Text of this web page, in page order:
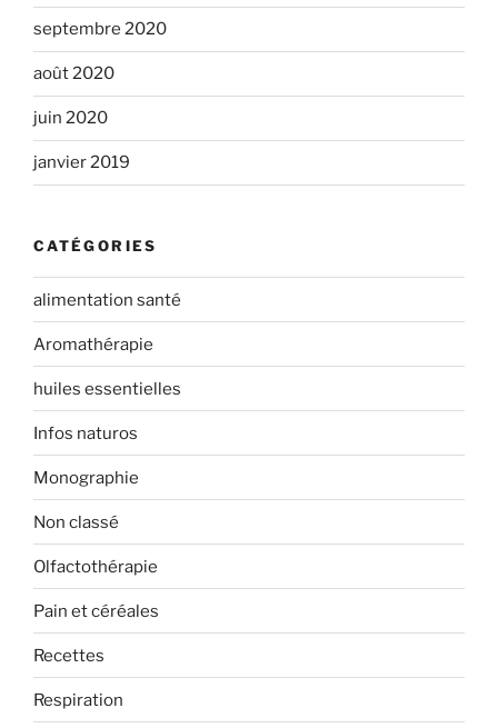
septembre 2020
août 2020
juin 2020
janvier 2019
CATÉGORIES
alimentation santé
Aromathérapie
huiles essentielles
Infos naturos
Monographie
Non classé
Olfactothérapie
Pain et céréales
Recettes
Respiration